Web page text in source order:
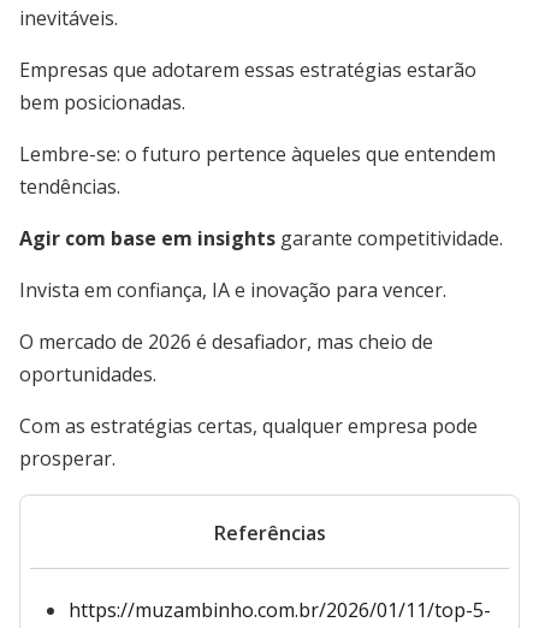
inevitáveis.
Empresas que adotarem essas estratégias estarão
bem posicionadas.
Lembre-se: o futuro pertence àqueles que entendem
tendências.
Agir com base em insights garante competitividade.
Invista em confiança, IA e inovação para vencer.
O mercado de 2026 é desafiador, mas cheio de
oportunidades.
Com as estratégias certas, qualquer empresa pode
prosperar.
Referências
https://muzambinho.com.br/2026/01/11/top-5-